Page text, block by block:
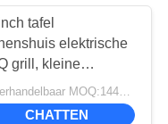
tafel
elektrische
grill, kleine
grill met
druppelbak
Onderhandelbaar MOQ:1448PCS
CHATTEN